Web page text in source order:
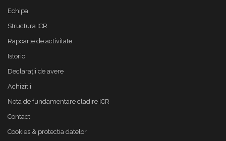
Echipa
Structura ICR
Rapoarte de activitate
Istoric
Declaraţii de avere
Achizitii
Nota de fundamentare cladire ICR
Contact
Cookies & protectia datelor